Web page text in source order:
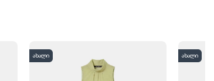
ახალი ახალი